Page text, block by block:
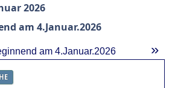
2026
am 4.Januar.2026
»
am 4.Januar.2026